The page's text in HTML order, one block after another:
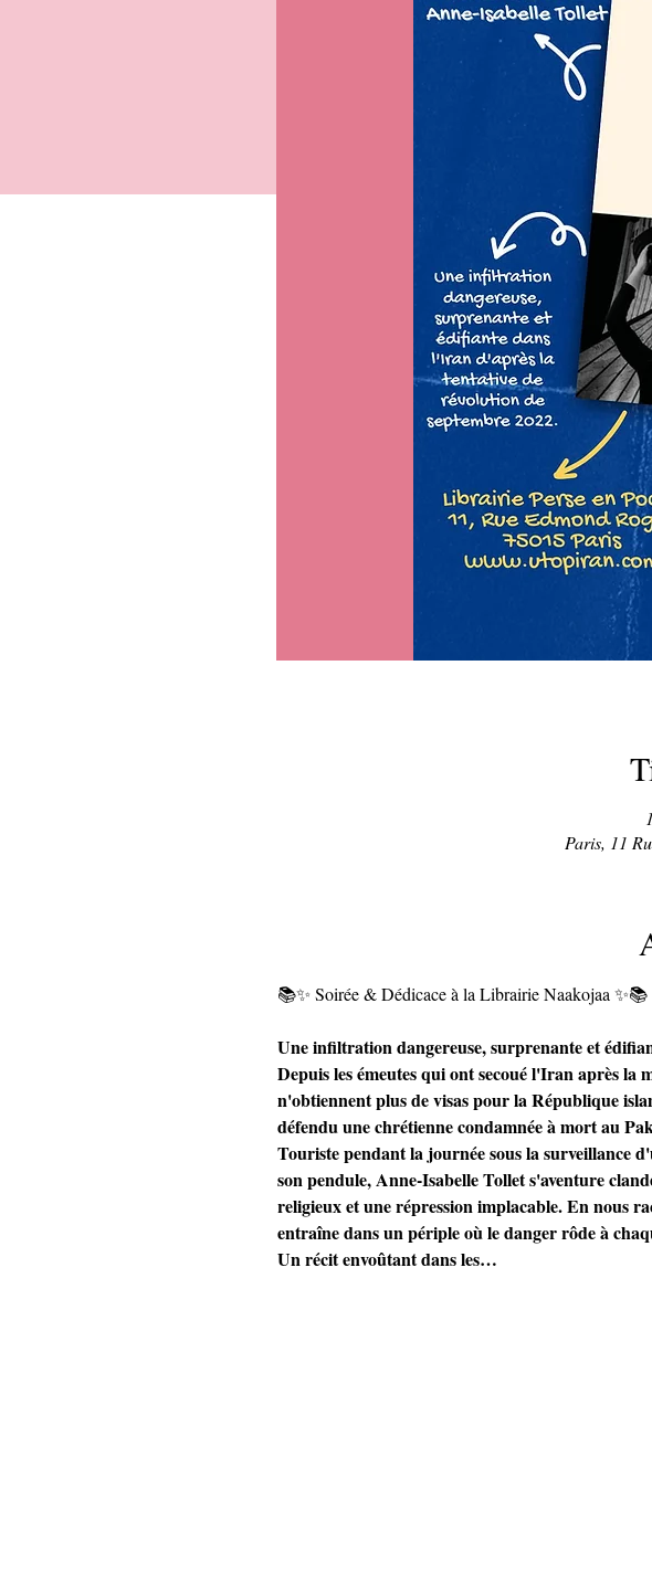
Paris, 11
📚✨ Soirée & Dédicace à la Librairie Naakojaa ✨📚
Une infiltration dangereuse, surprenante et
Depuis les émeutes qui ont secoué l'Iran après
n'obtiennent plus de visas pour la République
défendu une chrétienne condamnée à mort au
Touriste pendant la journée sous la surveillance
son pendule, Anne-Isabelle Tollet s'aventure
religieux et une répression implacable. En nous
entraîne dans un périple où le danger rôde à
Un récit envoûtant dans les…